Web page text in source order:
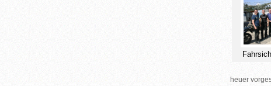
heuer